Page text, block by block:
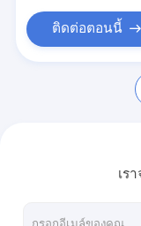
ข่าว
เบนจ์ทดสอบหล
หัวฉีดน้ำมันเชื้อเ
ติดต่อตอนนี้
เร